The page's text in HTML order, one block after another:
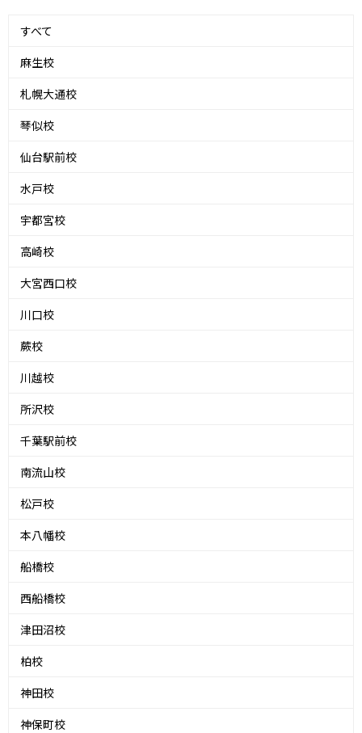
すべて
麻生校
札幌大通校
琴似校
仙台駅前校
水戸校
宇都宮校
高崎校
大宮西口校
川口校
蕨校
川越校
所沢校
千葉駅前校
南流山校
松戸校
本八幡校
船橋校
西船橋校
津田沼校
柏校
神田校
神保町校